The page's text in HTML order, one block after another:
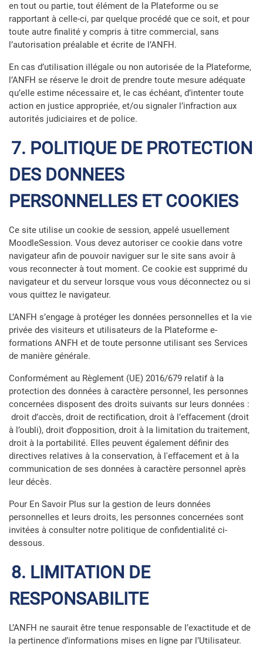
en tout ou partie, tout élément de la Plateforme ou se
rapportant à celle-ci, par quelque procédé que ce soit, et pour
toute autre finalité y compris à titre commercial, sans
l’autorisation préalable et écrite de l’ANFH.
En cas d’utilisation illégale ou non autorisée de la Plateforme,
l’ANFH se réserve le droit de prendre toute mesure adéquate
qu’elle estime nécessaire et, le cas échéant, d’intenter toute
action en justice appropriée, et/ou signaler l’infraction aux
autorités judiciaires et de police.
7. POLITIQUE DE PROTECTION
DES DONNEES
PERSONNELLES ET COOKIES
Ce site utilise un cookie de session, appelé usuellement
MoodleSession. Vous devez autoriser ce cookie dans votre
navigateur afin de pouvoir naviguer sur le site sans avoir à
vous reconnecter à tout moment. Ce cookie est supprimé du
navigateur et du serveur lorsque vous vous déconnectez ou si
vous quittez le navigateur.
L’ANFH s’engage à protéger les données personnelles et la vie
privée des visiteurs et utilisateurs de la Plateforme e-
formations ANFH et de toute personne utilisant ses Services
de manière générale.
Conformément au Règlement (UE) 2016/679 relatif à la
protection des données à caractère personnel, les personnes
concernées disposent des droits suivants sur leurs données :
droit d’accès, droit de rectification, droit à l’effacement (droit
à l’oubli), droit d’opposition, droit à la limitation du traitement,
droit à la portabilité. Elles peuvent également définir des
directives relatives à la conservation, à l'effacement et à la
communication de ses données à caractère personnel après
leur décès.
Pour En Savoir Plus sur la gestion de leurs données
personnelles et leurs droits, les personnes concernées sont
invitées à consulter notre politique de confidentialité ci-
dessous.
8. LIMITATION DE
RESPONSABILITE
L’ANFH ne saurait être tenue responsable de l’exactitude et de
la pertinence d’informations mises en ligne par l’Utilisateur.